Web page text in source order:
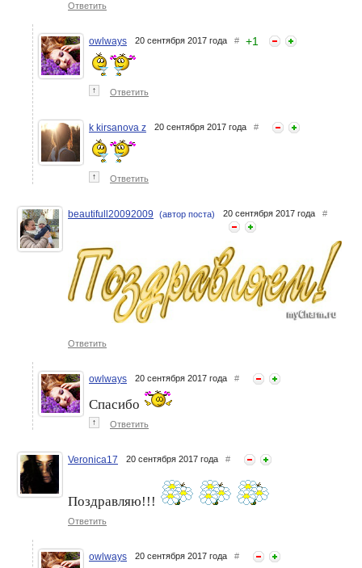
Ответить
owlways 20 сентября 2017 года # +1
↑ Ответить
k kirsanova z 20 сентября 2017 года #
↑ Ответить
beautifull20092009 (автор поста) 20 сентября 2017 года #
Ответить
owlways 20 сентября 2017 года #
Спасибо
↑ Ответить
Veronica17 20 сентября 2017 года #
Поздравляю!!!
Ответить
owlways 20 сентября 2017 года #